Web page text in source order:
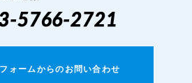
ォームからのお問い合わせ